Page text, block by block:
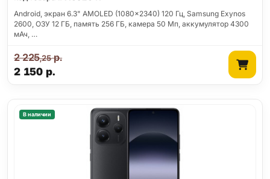
Android, экран 6.3" AMOLED (1080x2340) 120 Гц, Samsung Exynos
2600, ОЗУ 12 ГБ, память 256 ГБ, камера 50 Мп, аккумулятор 4300
мАч, …
2 150 р.
2 225,25р.
В наличии